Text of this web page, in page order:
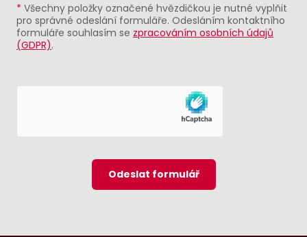
* Všechny položky označené hvězdičkou je nutné vyplňit
pro správné odeslání formuláře. Odesláním kontaktního
formuláře souhlasím se zpracováním osobních údajů
(GDPR).
Odeslat formulář